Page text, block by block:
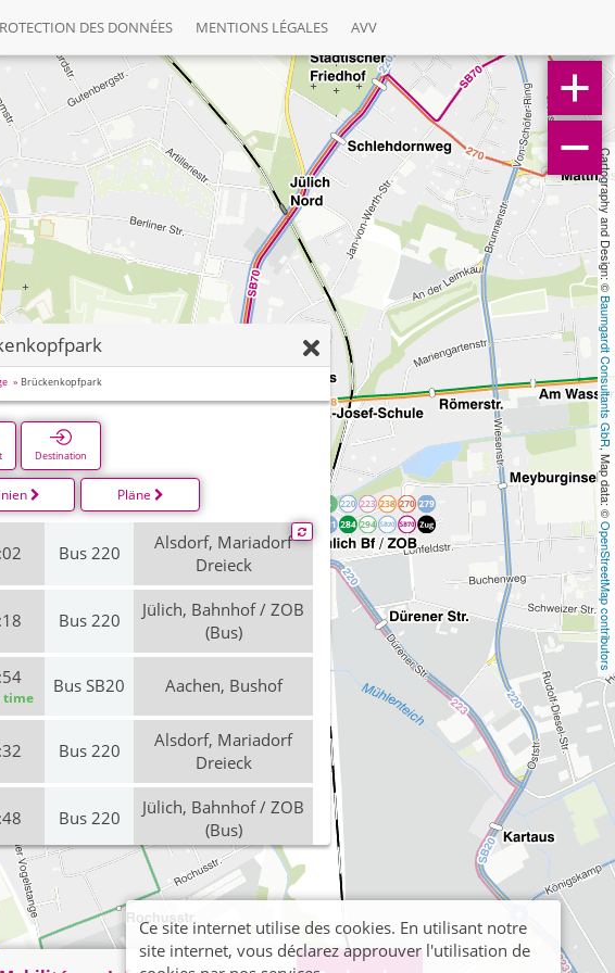
DES DONNÉES MENTIONS LÉGALES AVV
Cartography and Design: ©
Baumgardt Consultants GbR
, Map data: ©
OpenStreetMap contributors
Brückenkopfpark
Destination
Pläne
Bus 220
Alsdorf, Mariadorf
Dreieck
Bus 220
Jülich, Bahnhof / ZOB
(Bus)
time
Bus SB20 Aachen, Bushof
Bus 220
Alsdorf, Mariadorf
Dreieck
Bus 220
Jülich, Bahnhof / ZOB
(Bus)
time
Bus SB20 Aachen, Bushof
Bus SB20
Jülich, Bahnhof / ZOB
(Bus)
Ce site internet utilise des cookies. En utilisant notre
site internet, vous déclarez approuver l'utilisation de